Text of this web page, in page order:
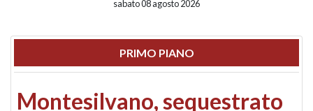
sabato 08 agosto 2026
PRIMO PIANO
Montesilvano, sequestrato